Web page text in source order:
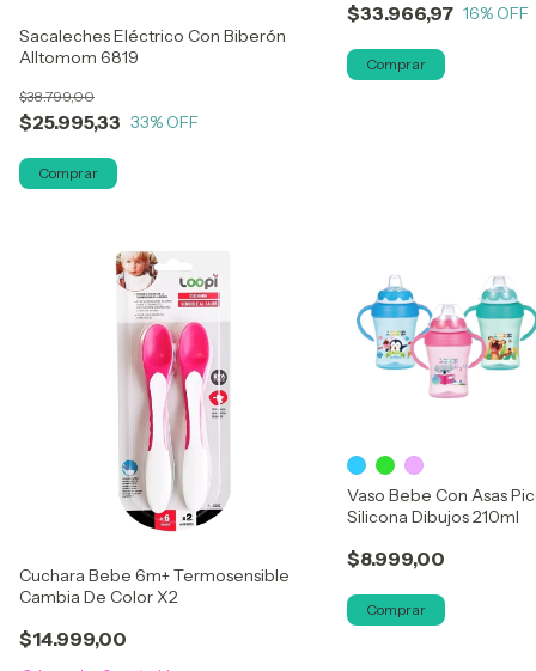
Sacaleches Eléctrico Con Biberón
Alltomom 6819
$25.995,33
$38.799,00
33% OFF
$33.966,97 16% OFF
Cuchara Bebe 6m+ Termosensible
Cambia De Color X2
$14.999,00
Vaso Bebe Con Asas
Silicona Dibujos 210ml
$8.999,00
Comprar